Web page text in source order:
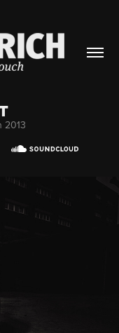
2013